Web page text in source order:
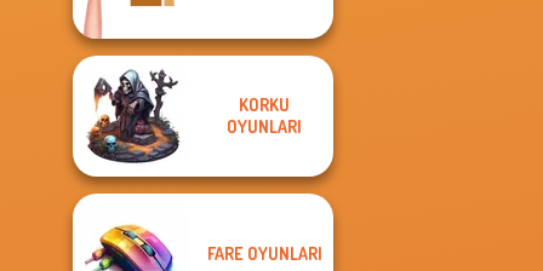
KORKU
OYUNLARI
FARE OYUNLARI